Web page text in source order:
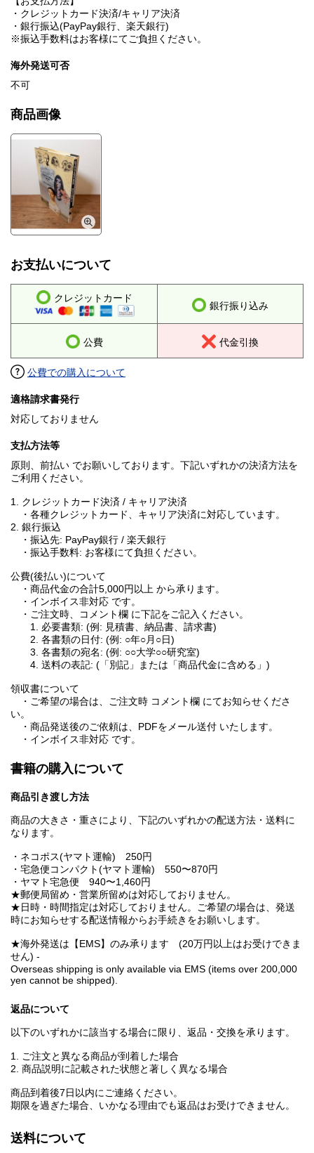
・クレジットカード決済/キャリア決済
・銀行振込(PayPay銀行、楽天銀行)
※振込手数料はお客様にてご負担ください。
海外発送可否
不可
商品画像
お支払いについて
クレジットカード
銀行振り込み
公費 代金引換
公費での購入について
適格請求書発行
対応しておりません
支払方法等
原則、前払い でお願いしております。下記いずれかの決済方法を
ご利用ください。
1. クレジットカード決済 / キャリア決済
・各種クレジットカード、キャリア決済に対応しています。
2. 銀行振込
・振込先: PayPay銀行 / 楽天銀行
・振込手数料: お客様にて負担ください。
公費(後払い)について
・商品代金の合計5,000円以上 から承ります。
・インボイス非対応 です。
・ご注文時、コメント欄 に下記をご記入ください。
1. 必要書類: (例: 見積書、納品書、請求書)
2. 各書類の日付: (例: ○年○月○日)
3. 各書類の宛名: (例: ○○大学○○研究室)
4. 送料の表記: (「別記」または「商品代金に含める」)
領収書について
・ご希望の場合は、ご注文時 コメント欄 にてお知らせくださ
い。
・商品発送後のご依頼は、PDFをメール送付 いたします。
・インボイス非対応 です。
書籍の購入について
商品引き渡し方法
商品の大きさ・重さにより、下記のいずれかの配送方法・送料に
なります。
・ネコポス(ヤマト運輸) 250円
・宅急便コンパクト(ヤマト運輸) 550〜870円
・ヤマト宅急便 940〜1,460円
★郵便局留め・営業所留めは対応しておりません。
★日時・時間指定は対応しておりません。ご希望の場合は、発送
時にお知らせする配送情報からお手続きをお願いします。
★海外発送は【EMS】のみ承ります (20万円以上はお受けできま
せん) -
Overseas shipping is only available via EMS (items over 200,000
yen cannot be shipped).
返品について
以下のいずれかに該当する場合に限り、返品・交換を承ります。
1. ご注文と異なる商品が到着した場合
2. 商品説明に記載された状態と著しく異なる場合
商品到着後7日以内にご連絡ください。
期限を過ぎた場合、いかなる理由でも返品はお受けできません。
送料について